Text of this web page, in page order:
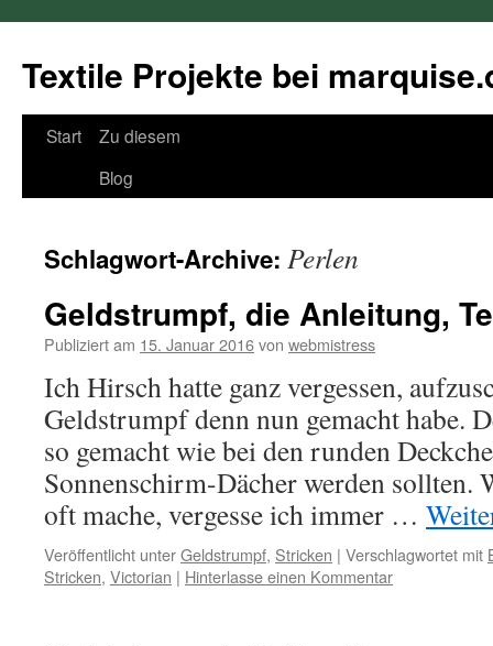
Textile Projekte bei
Springe
Start
Zu diesem
Blog
Schlagwort-Archive: Perlen
Geldstrumpf, die Anleitung,
Publiziert am 15. Januar 2016von webmistress
Ich Hirsch hatte ganz vergessen,
Geldstrumpf denn nun gemacht habe.
so gemacht wie bei den runden
Sonnenschirm-Dächer werden sollten.
oft mache, vergesse ich immer …
Veröffentlicht unterGeldstrumpf, Stricken | Verschlagwortet mit
Stricken, Victorian | Hinterlasse einen Kommentar